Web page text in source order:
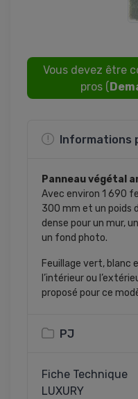
Vous devez être
pros (
Informations
Panneau végétal
Avec environ 1 690
300 mm et un poids
dense pour un mur,
un fond photo.
Feuillage vert, blanc
l’intérieur ou
proposé pour ce
PJ
Fiche Technique
LUXURY